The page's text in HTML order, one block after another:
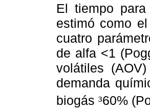
El tiempo
estimó como
cuatro
de alfa <1
volátiles (AOV)
demanda
biogás ³60%